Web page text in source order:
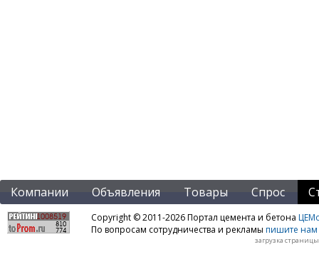
Компании Объявления Товары Спрос
Copyright © 2011-2026 Портал цемента и бетона
По вопросам сотрудничества и рекламы пишите нам
загрузка